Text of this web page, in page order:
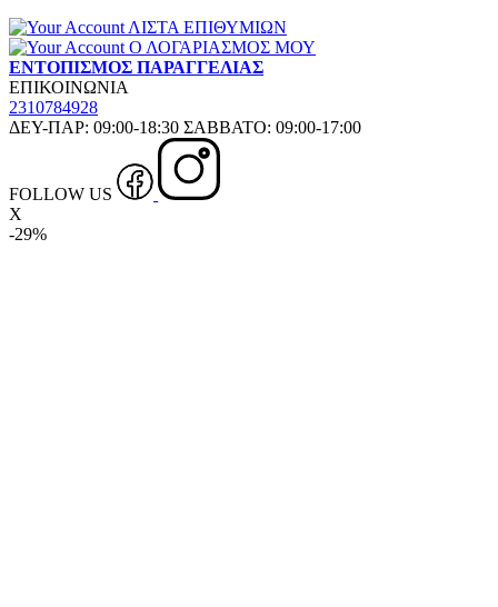
ΛΙΣΤΑ ΕΠΙΘΥΜΙΩΝ
Ο ΛΟΓΑΡΙΑΣΜΟΣ ΜΟΥ
ΕΝΤΟΠΙΣΜΟΣ ΠΑΡΑΓΓΕΛΙΑΣ
ΕΠΙΚΟΙΝΩΝΙΑ
2310784928
ΔΕΥ-ΠΑΡ: 09:00-18:30 ΣΑΒΒΑΤΟ: 09:00-17:00
FOLLOW US
X
-29%